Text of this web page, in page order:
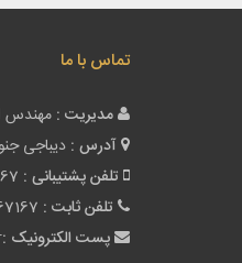
تماس با ما
مدیریت : مهندس
آدرس : دیباجی
تلفن پشتیبانی :
تلفن ثابت :
پست الکترونیک :